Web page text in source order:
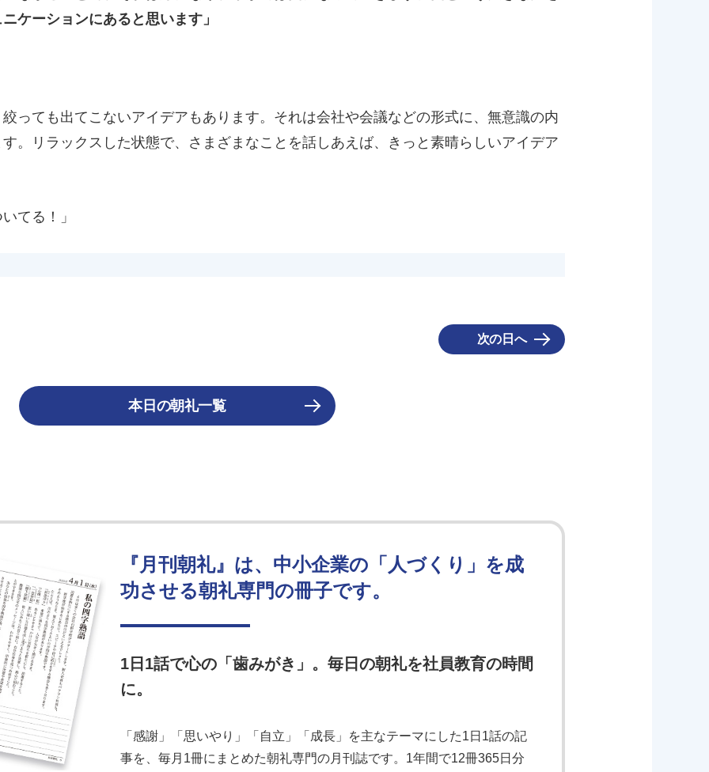
ケーションにあると思います」
っても出てこないアイデアもあります。それは会社や会議などの形式に、無意識の内
。リラックスした状態で、さまざまなことを話しあえば、きっと素晴らしいアイデア
てる！」
次の日へ
本日の朝礼一覧
『月刊朝礼』は、中小企業の「人づくり」を成
功させる朝礼専門の冊子です。
1日1話で心の「歯みがき」。毎日の朝礼を社員教育の時間
に。
「感謝」「思いやり」「自立」「成長」を主なテーマにした1日1話の記
事を、毎月1冊にまとめた朝礼専門の月刊誌です。1年間で12冊365日分